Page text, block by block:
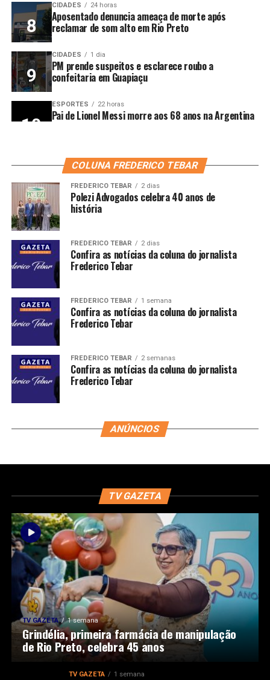
CIDADES 24 horas
Aposentado denuncia ameaça de morte após
reclamar de som alto em Rio Preto
CIDADES 1 dia
PM prende suspeitos e esclarece roubo a
confeitaria em Guapiaçu
ESPORTES 22 horas
Pai de Lionel Messi morre aos 68 anos na Argentina
COLUNA FREDERICO TEBAR
FREDERICO TEBAR 2 dias
Polezi Advogados celebra 40 anos de
história
FREDERICO TEBAR 2 dias
Confira as notícias da coluna do jornalista
Frederico Tebar
FREDERICO TEBAR 1 semana
Confira as notícias da coluna do jornalista
Frederico Tebar
FREDERICO TEBAR 2 semanas
Confira as notícias da coluna do jornalista
Frederico Tebar
ANÚNCIOS
TV GAZETA
TV GAZETA 1 semana
Grindélia, primeira farmácia de manipulação
de Rio Preto, celebra 45 anos
TV GAZETA 1 semana